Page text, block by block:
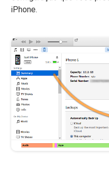
iPhone.